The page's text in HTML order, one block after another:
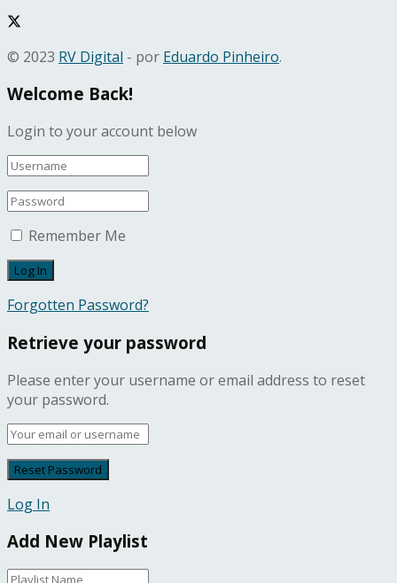
© 2023 RV Digital - por Eduardo Pinheiro.
Welcome Back!
Login to your account below
Remember Me
Forgotten Password?
Retrieve your password
Please enter your username or email address to reset
your password.
Log In
Add New Playlist